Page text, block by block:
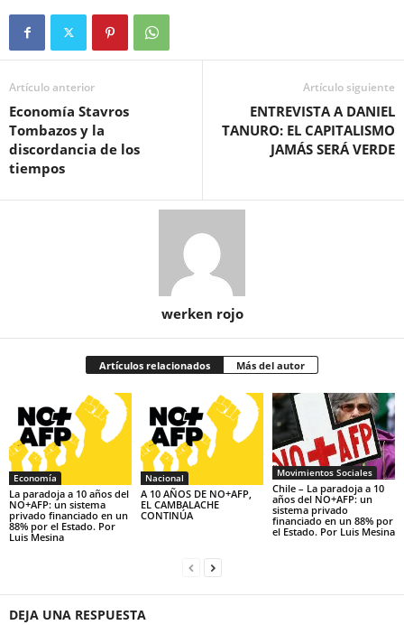
Artículo anterior
Economía Stavros
Tombazos y la
discordancia de los
tiempos
Artículo siguiente
ENTREVISTA A DANIEL
TANURO: EL CAPITALISMO
JAMÁS SERÁ VERDE
werken rojo
Artículos relacionados Más del autor
Economía
La paradoja a 10 años del
NO+AFP: un sistema
privado financiado en un
88% por el Estado. Por
Luis Mesina
Nacional
A 10 AÑOS DE NO+AFP,
EL CAMBALACHE
CONTINÚA
Movimientos Sociales
Chile – La paradoja a 10
años del NO+AFP: un
sistema privado
financiado en un 88% por
el Estado. Por Luis Mesina
DEJA UNA RESPUESTA